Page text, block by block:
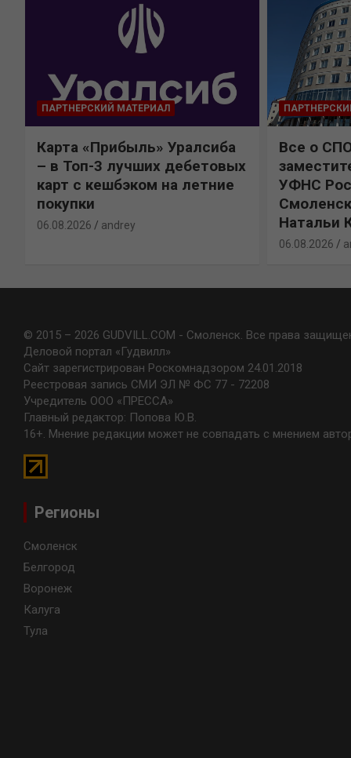
ПАРТНЕРСКИЙ МАТЕРИАЛ
Карта «Прибыль» Уралсиба
– в Топ-3 лучших дебетовых
карт с кешбэком на летние
покупки
06.08.2026 andrey
Все о
УФНС
Натальи
06.08.2026
© 2015 – 2026 GUDVILL.COM - Смоленск. Все права
Деловой портал «Гудвилл»
Сайт зарегистрирован Роскомнадзором 24.01.2018
Реестровая запись СМИ ЭЛ № ФС 77 - 72208
Учредитель ООО «ПРЕССА»
Главный редактор: Попова Ю.В.
16+. Мнение редакции может не совпадать с мнением
Регионы
Смоленск
Белгород
Воронеж
Калуга
Тула